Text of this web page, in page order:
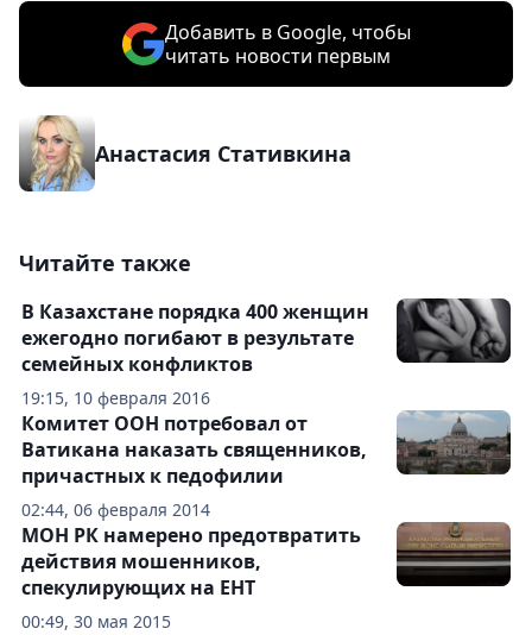
Добавить в Google, чтобы
читать новости первым
Анастасия Стативкина
Читайте также
19:15, 10 февраля 2016
В Казахстане порядка 400 женщин
ежегодно погибают в результате
семейных конфликтов
02:44, 06 февраля 2014
Комитет ООН потребовал от
Ватикана наказать священников,
причастных к педофилии
00:49, 30 мая 2015
МОН РК намерено предотвратить
действия мошенников,
спекулирующих на ЕНТ